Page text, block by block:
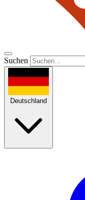
Suchen
Deutschland